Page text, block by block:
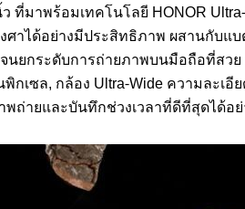
ที่มาพร้อมเทคโนโลยี HONOR
ศาได้อย่างมีประสิทธิภาพ ผสานกับแ
นยกระดับการถ่ายภาพบนมือถือที่สว
กเซล, กล้อง Ultra-Wide ความละเ
พถ่ายและบันทึกช่วงเวลาที่ดีที่สุดได้อ